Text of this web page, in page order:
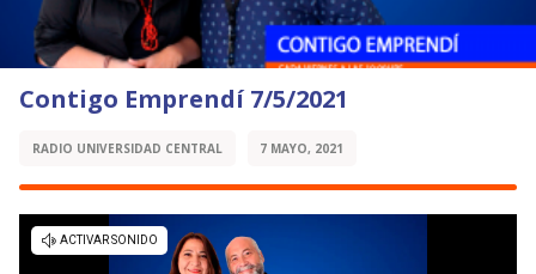
Contigo Emprendí 7/5/2021
RADIO UNIVERSIDAD CENTRAL 7 MAYO, 2021